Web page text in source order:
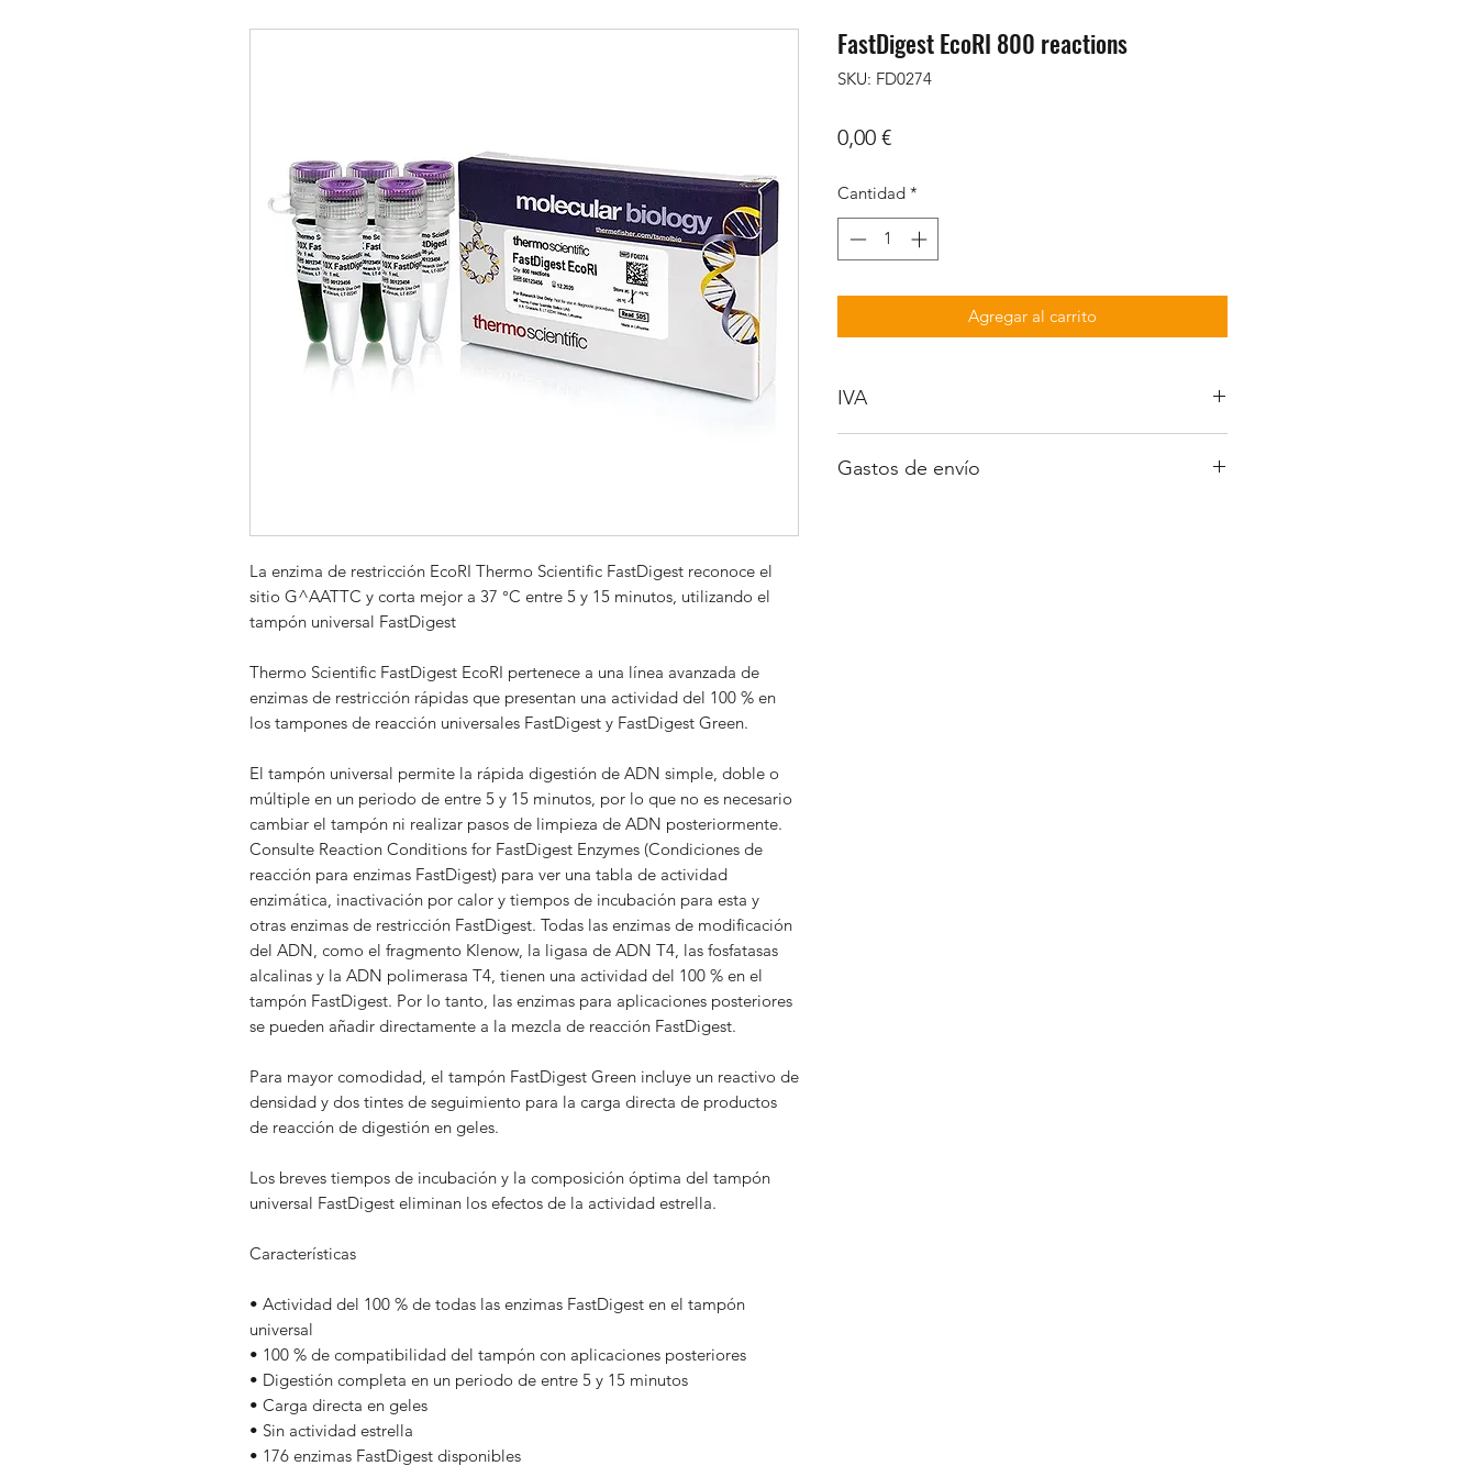
La enzima de restricción EcoRI Thermo Scientific FastDigest reconoce el
sitio G^AATTC y corta mejor a 37 °C entre 5 y 15 minutos, utilizando el
tampón universal FastDigest
Thermo Scientific FastDigest EcoRI pertenece a una línea avanzada de
enzimas de restricción rápidas que presentan una actividad del 100 % en
los tampones de reacción universales FastDigest y FastDigest Green.
El tampón universal permite la rápida digestión de ADN simple, doble o
múltiple en un periodo de entre 5 y 15 minutos, por lo que no es necesario
cambiar el tampón ni realizar pasos de limpieza de ADN posteriormente.
Consulte Reaction Conditions for FastDigest Enzymes (Condiciones de
reacción para enzimas FastDigest) para ver una tabla de actividad
enzimática, inactivación por calor y tiempos de incubación para esta y
otras enzimas de restricción FastDigest. Todas las enzimas de modificación
del ADN, como el fragmento Klenow, la ligasa de ADN T4, las fosfatasas
alcalinas y la ADN polimerasa T4, tienen una actividad del 100 % en el
tampón FastDigest. Por lo tanto, las enzimas para aplicaciones posteriores
se pueden añadir directamente a la mezcla de reacción FastDigest.
Para mayor comodidad, el tampón FastDigest Green incluye un reactivo de
densidad y dos tintes de seguimiento para la carga directa de productos
de reacción de digestión en geles.
Los breves tiempos de incubación y la composición óptima del tampón
universal FastDigest eliminan los efectos de la actividad estrella.
Características
• Actividad del 100 % de todas las enzimas FastDigest en el tampón
universal
• 100 % de compatibilidad del tampón con aplicaciones posteriores
• Digestión completa en un periodo de entre 5 y 15 minutos
• Carga directa en geles
• Sin actividad estrella
• 176 enzimas FastDigest disponibles
FastDigest EcoRI 800 reactions
SKU: FD0274
0,00 €Precio
Cantidad *
Agregar al carrito
IVA
Gastos de envío